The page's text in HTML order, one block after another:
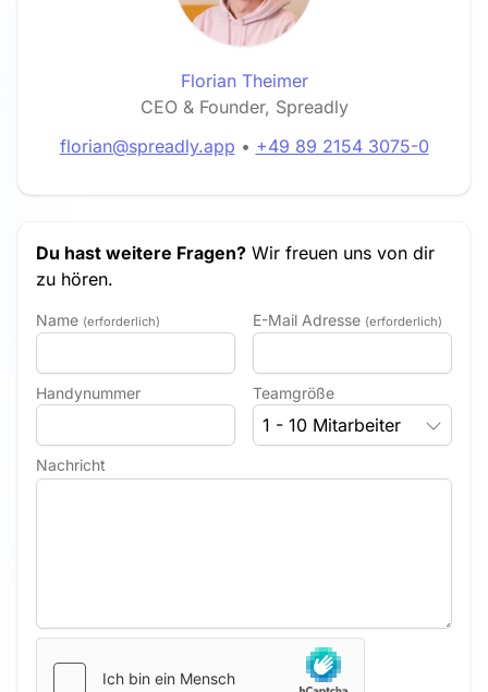
Florian Theimer
CEO & Founder, Spreadly
florian@spreadly.app • +49 89 2154 3075-0
Du hast weitere Fragen? Wir freuen uns von dir
zu hören.
Name (erforderlich) E-Mail Adresse (erforderlich)
Handynummer Teamgröße
1 - 10 Mitarbeiter
Nachricht